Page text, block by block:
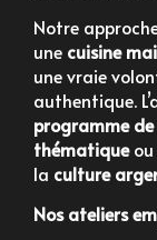
Notre
une cuisine
une vraie
authentique.
programme
thématiqueou
la culture
Nos ateliers